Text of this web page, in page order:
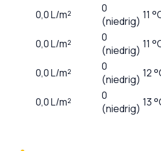
0,0L/m²
0
(niedrig) 11
0,0L/m²
0
(niedrig) 11
0,0L/m²
0
(niedrig) 12
0,0L/m²
0
(niedrig) 13